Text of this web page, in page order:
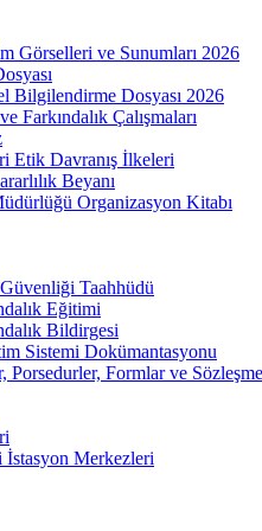
Görselleri ve Sunumları 2026
Bilgilendirme Dosyası 2026
Farkındalık Çalışmaları
Etik Davranış İlkeleri
Beyanı
Organizasyon Kitabı
Taahhüdü
Eğitimi
Bildirgesi
Sistemi Dokümantasyonu
Porsedurler, Formlar ve
Merkezleri